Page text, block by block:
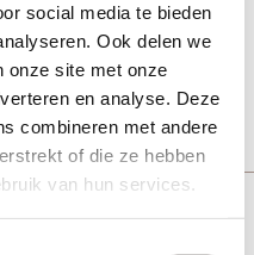
social media te bieden
Ook delen we
onze site met onze
en analyse. Deze
combineren met andere
of die ze hebben
van hun services.
Vanaf € 407,-
Bekijk
B2 Satijn